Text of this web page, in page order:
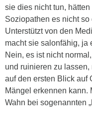
sie dies nicht tun,
Soziopathen es nicht
Unterstützt von den
macht sie salonfähig, ja
Nein, es ist nicht
und ruinieren zu
auf den ersten Blick auf
Mängel erkennen kann.
Wahn bei sogenannten